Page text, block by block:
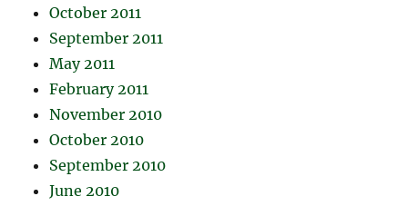
October 2011
September 2011
May 2011
February 2011
November 2010
October 2010
September 2010
June 2010